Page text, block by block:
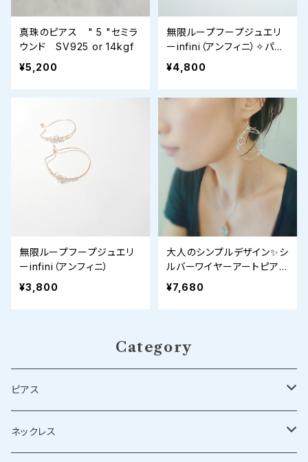
真珠のピアス " 5 "セミラ
ウンド SV925 or 14kgf
¥5,200
無限ループフープジュエリ
ーinfini（アンフィニ）✧パー
ル
¥4,800
無限ループフープジュエリ
ーinfini（アンフィニ）
¥3,800
大人のシンプルデザイン✨シ
ルバーワイヤーアートピア
ス✨
¥7,680
Category
ピアス
シルバーピアス
ネックレス